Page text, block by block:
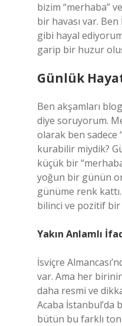
bizim “merhaba”
bir havası var.
gibi hayal
garip bir huzur
Günlük
Ben akşamları
diye soruyorum.
olarak ben sadece
kurabilir miydik?
küçük bir
yoğun bir günün
günüme renk
bilinci ve pozitif bir
Yakın Anlamlı
İsviçre
var. Ama her
daha resmi ve
Acaba İstanbul’da
bütün bu farklı